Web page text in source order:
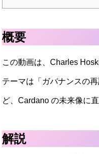
概要
この動画は、Charles
テーマは「ガバナンスの
ど、Cardano の未来像に
解説